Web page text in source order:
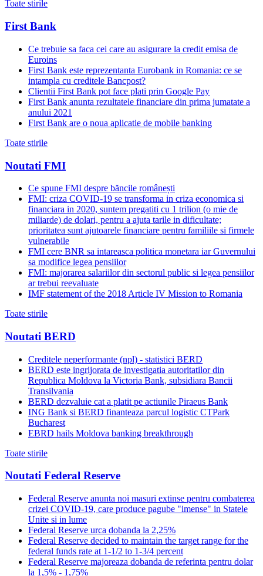
Toate stirile
First Bank
Ce trebuie sa faca cei care au asigurare la credit emisa de
Euroins
First Bank este reprezentanta Eurobank in Romania: ce se
intampla cu creditele Bancpost?
Clientii First Bank pot face plati prin Google Pay
First Bank anunta rezultatele financiare din prima jumatate a
anului 2021
First Bank are o noua aplicatie de mobile banking
Toate stirile
Noutati FMI
Ce spune FMI despre băncile românești
FMI: criza COVID-19 se transforma in criza economica si
financiara in 2020, suntem pregatiti cu 1 trilion (o mie de
miliarde) de dolari, pentru a ajuta tarile in dificultate;
prioritatea sunt ajutoarele financiare pentru familiile si firmele
vulnerabile
FMI cere BNR sa intareasca politica monetara iar Guvernului
sa modifice legea pensiilor
FMI: majorarea salariilor din sectorul public si legea pensiilor
ar trebui reevaluate
IMF statement of the 2018 Article IV Mission to Romania
Toate stirile
Noutati BERD
Creditele neperformante (npl) - statistici BERD
BERD este ingrijorata de investigatia autoritatilor din
Republica Moldova la Victoria Bank, subsidiara Bancii
Transilvania
BERD dezvaluie cat a platit pe actiunile Piraeus Bank
ING Bank si BERD finanteaza parcul logistic CTPark
Bucharest
EBRD hails Moldova banking breakthrough
Toate stirile
Noutati Federal Reserve
Federal Reserve anunta noi masuri extinse pentru combaterea
crizei COVID-19, care produce pagube "imense" in Statele
Unite si in lume
Federal Reserve urca dobanda la 2,25%
Federal Reserve decided to maintain the target range for the
federal funds rate at 1-1/2 to 1-3/4 percent
Federal Reserve majoreaza dobanda de referinta pentru dolar
la 1,5% - 1,75%